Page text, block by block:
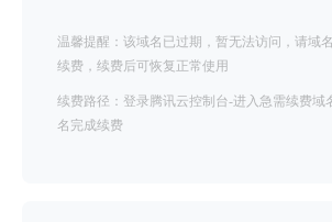
温馨提醒：该域名已过期，暂无法访问，请域
续费，续费后可恢复正常使用
续费路径：登录腾讯云控制台-进入急需续费域
名完成续费